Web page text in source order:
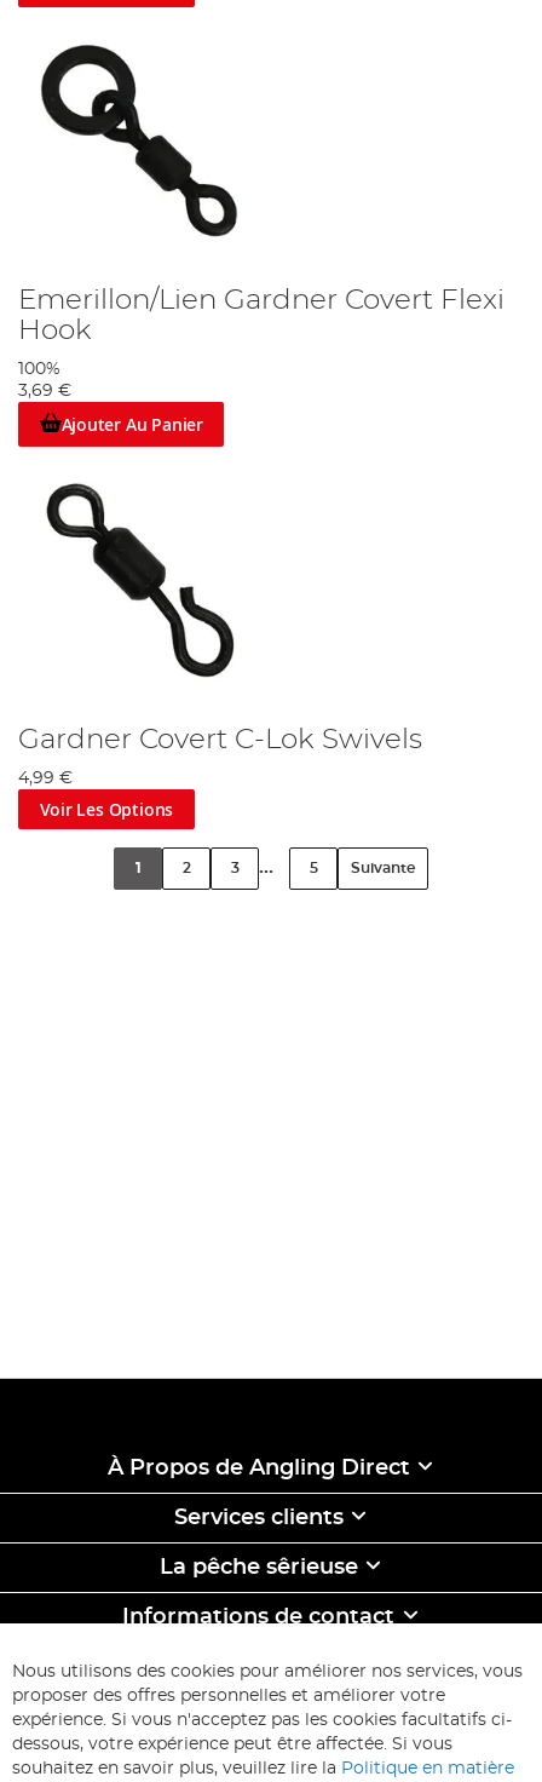
Emerillon/Lien Gardner Covert Flexi
Hook
100%
3,69 €
Ajouter Au Panier
Gardner Covert C-Lok Swivels
4,99 €
Voir Les Options
1 2 3 ... 5 Suivante
À Propos de Angling Direct
Services clients
La pêche sêrieuse
Informations de contact
ABONNEZ-VOUS & ECONOMISEZ
Inscription
à
d’information
Inscription
Nous utilisons des cookies pour améliorer nos services, vous
proposer des offres personnelles et améliorer votre
expérience. Si vous n'acceptez pas les cookies facultatifs ci-
dessous, votre expérience peut être affectée. Si vous
souhaitez en savoir plus, veuillez lire la Politique en matière